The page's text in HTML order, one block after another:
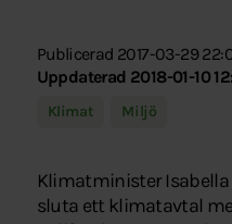
Publicerad 2017-03-29
Uppdaterad 2018-01-10
Klimat Miljö
Klimatminister Isabella
sluta ett klimatavtal